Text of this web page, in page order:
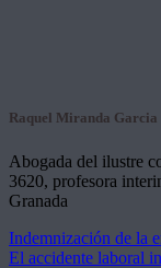
Raquel Miranda Garcia
Abogada del ilustre
3620, profesora
Granada
Indemnización de la
El accidente laboral